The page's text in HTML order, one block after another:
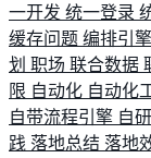
一开发 统一登录
缓存问题 编排引擎
划 职场 联合数据
限 自动化 自动化
自带流程引擎 自研
践 落地总结 落地